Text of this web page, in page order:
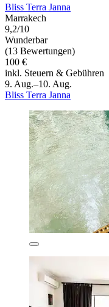
Bliss Terra Janna
Marrakech
9,2/10
Wunderbar
(13 Bewertungen)
100 €
inkl. Steuern & Gebühren
9. Aug.–10. Aug.
Bliss Terra Janna